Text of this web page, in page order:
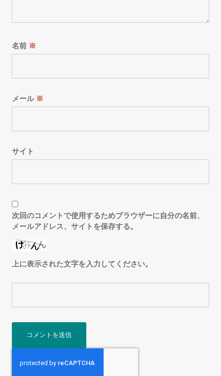
名前 ※
メール ※
サイト
次回のコメントで使用するためブラウザーに自分の名前、
メールアドレス、サイトを保存する。
上に表示された文字を入力してください。